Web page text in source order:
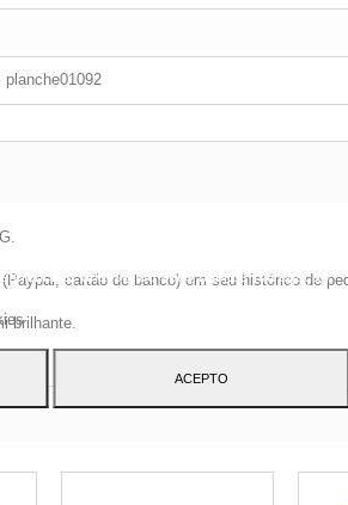
planche01092
cartão de banco) em seu histórico de
brilhante.
analisando seus hábitos navegação.
ACEPTO